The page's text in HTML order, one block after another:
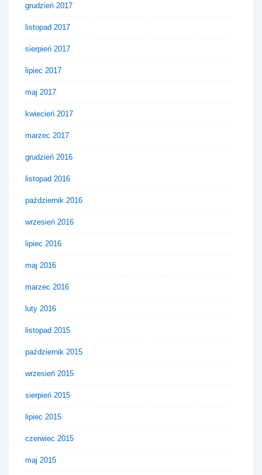
grudzień 2017
listopad 2017
sierpień 2017
lipiec 2017
maj 2017
kwiecień 2017
marzec 2017
grudzień 2016
listopad 2016
październik 2016
wrzesień 2016
lipiec 2016
maj 2016
marzec 2016
luty 2016
listopad 2015
październik 2015
wrzesień 2015
sierpień 2015
lipiec 2015
czerwiec 2015
maj 2015